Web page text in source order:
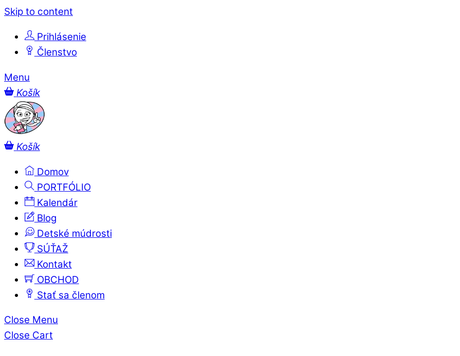
Skip to content
Prihlásenie
Členstvo
Menu
Košík
Košík
Domov
PORTFÓLIO
Kalendár
Blog
Detské múdrosti
SÚŤAŽ
Kontakt
OBCHOD
Stať sa členom
Close Menu
Close Cart